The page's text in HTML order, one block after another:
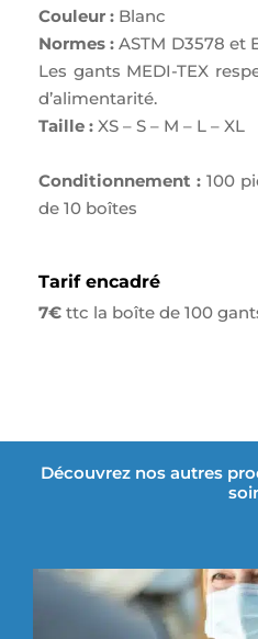
Couleur : Blanc
Normes : ASTM D3578 et
Les gants MEDI-TEX
d’alimentarité.
Taille : XS – S – M – L – XL
Conditionnement : 100
de 10 boîtes
Tarif encadré
7€ ttc la boîte de 100
Découvrez nos autres